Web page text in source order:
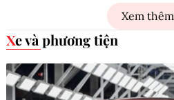
Xem thêm
Xe và phương tiện